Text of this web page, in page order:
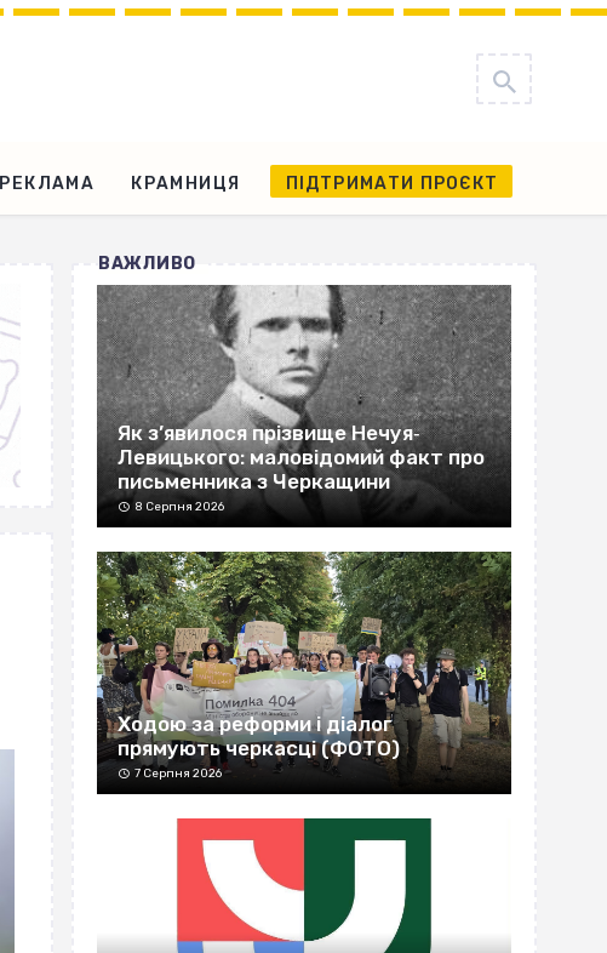
РЕКЛАМА КРАМНИЦЯ ПІДТРИМАТИ ПРОЄКТ
ВАЖЛИВО
Як з’явилося прізвище Нечуя‐
Левицького: маловідомий факт про
письменника з Черкащини
8 Серпня 2026
Ходою за реформи і діалог
прямують черкасці (ФОТО)
7 Серпня 2026